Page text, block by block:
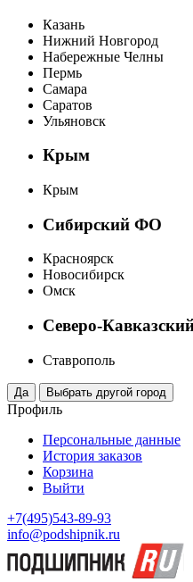
Казань
Нижний Новгород
Набережные Челны
Пермь
Самара
Саратов
Ульяновск
Крым
Крым
Сибирский ФО
Красноярск
Новосибирск
Омск
Северо-
Ставрополь
Профиль
Персональные данные
История заказов
Корзина
Выйти
+7(495)543-89-93
info@podshipnik.ru